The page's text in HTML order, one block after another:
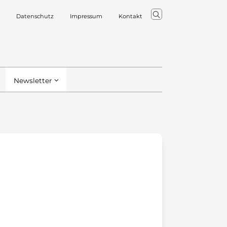
Datenschutz Impressum Kontakt
Newsletter